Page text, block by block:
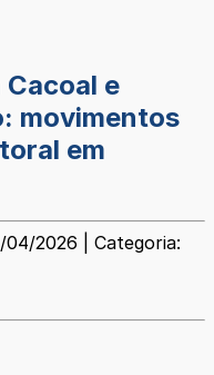
Cacoal e
movimentos
em
04/2026 | Categoria: